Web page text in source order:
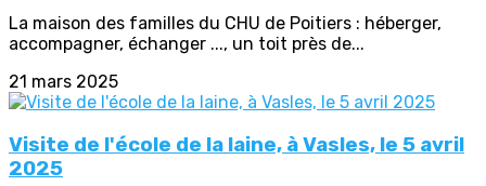
La maison des familles du CHU de Poitiers : héberger,
accompagner, échanger ..., un toit près de...
21 mars 2025
Visite de l'école de la laine, à Vasles, le 5 avril
2025